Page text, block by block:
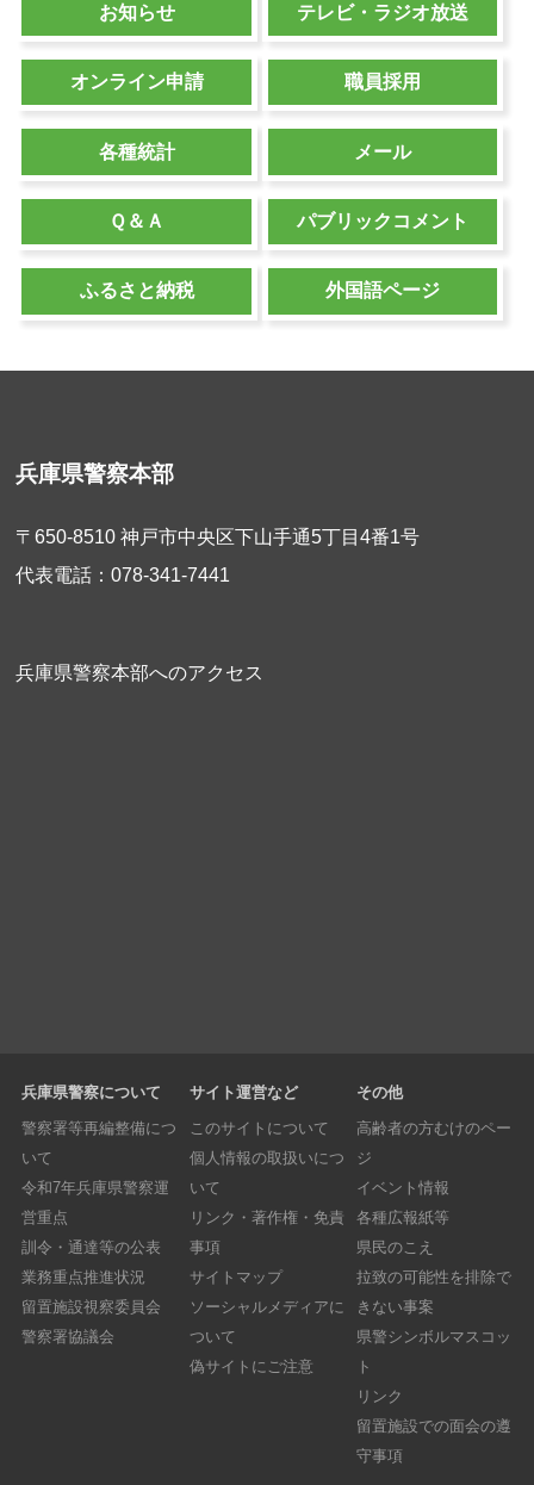
行政機関等匿名加工情報の利用に関する提案の募集 掲
2026/08/03
こんにちは県警です(8月1日放送分)
2026/08/03 お知らせ
広報紙「POLICE情報」9月号 掲載
音楽隊体験入隊＆説明会結果 掲載
少年非行統計（令和8年6月末）
児童虐待統計（令和8年6月末）
2026/07/27 お知らせ
2026/07/23 各種統計
交通事故統計更新(令和8年6月中)
2026/07/21 お知らせ
音楽隊 第594回金曜コンサートのお知らせ 掲載
お知らせ テレビ・ラジオ放送
オンライン申請 職員採用
各種統計 メール
Ｑ＆Ａ パブリックコメント
ふるさと納税 外国語ページ
兵庫県警察本部
〒650-8510 神戸市中央区下山手通5丁目4番1号
代表電話：078-341-7441
兵庫県警察本部へのアクセス
兵庫県警察について
警察署等再編整備につ
いて
令和7年兵庫県警察運
営重点
訓令・通達等の公表
業務重点推進状況
留置施設視察委員会
警察署協議会
サイト運営など
このサイトについて
個人情報の取扱いにつ
いて
リンク・著作権・免責
事項
サイトマップ
ソーシャルメディアに
ついて
偽サイトにご注意
その他
高齢者の方むけのペー
ジ
イベント情報
各種広報紙等
県民のこえ
拉致の可能性を排除で
きない事案
県警シンボルマスコッ
ト
リンク
留置施設での面会の遵
守事項